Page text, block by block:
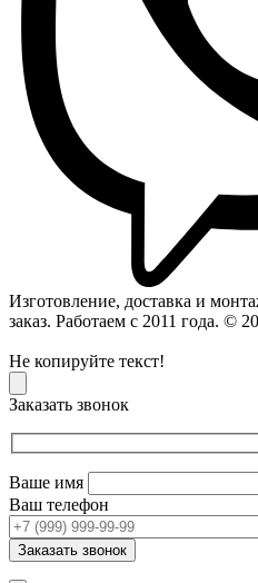
Изготовление, доставка и
заказ. Работаем с 2011 года. ©
Не копируйте текст!
Заказать звонок
Ваше имя
Ваш телефон